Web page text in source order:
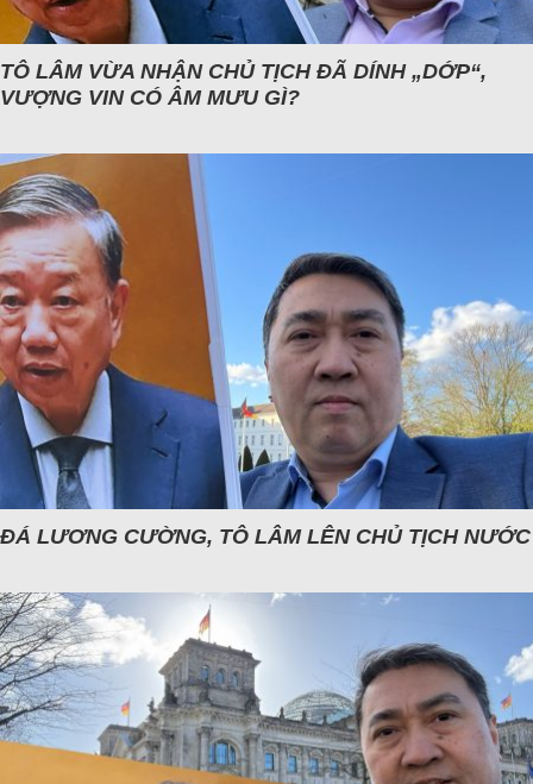
TÔ LÂM VỪA NHẬN CHỦ TỊCH ĐÃ DÍNH „DỚP“,
VƯỢNG VIN CÓ ÂM MƯU GÌ?
ĐÁ LƯƠNG CƯỜNG, TÔ LÂM LÊN CHỦ TỊCH NƯỚC